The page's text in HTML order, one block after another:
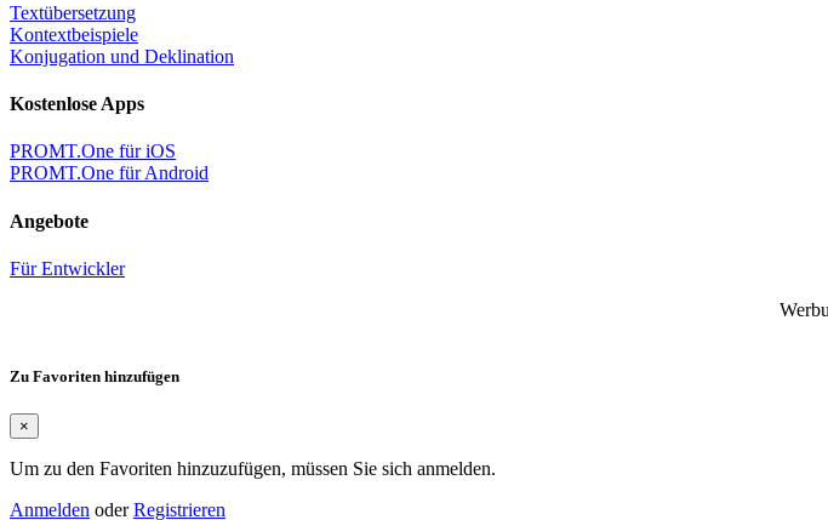
Textübersetzung
Kontextbeispiele
Konjugation und Deklination
Kostenlose Apps
PROMT.One für iOS
PROMT.One für Android
Angebote
Für Entwickler
Zu Favoriten hinzufügen
×
Um zu den Favoriten hinzuzufügen, müssen Sie sich anmelden.
Anmelden oderRegistrieren